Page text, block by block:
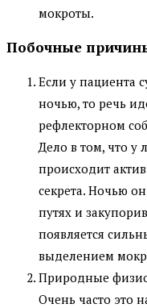
мокроты.
Побочные
Если у пациента
ночью, то речь
рефлекторном
Дело в том, что у
происходит
секрета. Ночью
путях и
появляется
выделением
Природные
Очень часто это